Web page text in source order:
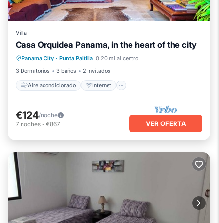
Villa
Casa Orquidea Panama, in the heart of the city
Panama City · Punta Paitilla 0.20 mi al centro
3 Dormitorios
3 baños 2 Invitados
Aire acondicionado Internet
Aire acondicionado
Internet
Ropa de cama
Seguridad/Protección
€124/noche
7 noches - €867 VER OFERTA